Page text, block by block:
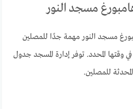
مسجد النور
مسجد النور مهمة جدًا للمصلين
وقتها المحدد. توفر إدارة المسجد جدول
للمصلين.